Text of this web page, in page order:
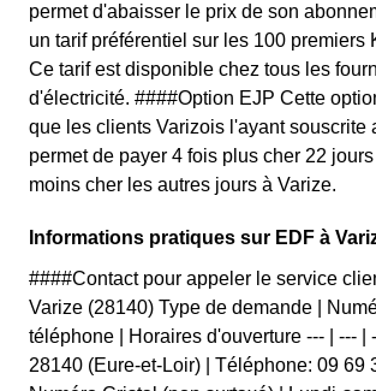
permet d'abaisser le prix de son
un tarif préférentiel sur les 100 premiers
Ce tarif est disponible chez tous les
d'électricité. ####Option EJP Cette
que les clients Varizois l'ayant souscrite
permet de payer 4 fois plus cher 22
moins cher les autres jours à Varize.
Informations pratiques sur EDF à
####Contact pour appeler le service
Varize (28140) Type de demande |
téléphone | Horaires d'ouverture --- | --- |
28140 (Eure-et-Loir) | Téléphone: 09 69